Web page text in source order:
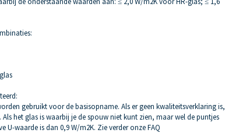
gebruikt voor de basisopname. Als er geen kwaliteitsverklaring is,
het glas is waarbij je de spouw niet kunt zien, maar wel de puntjes
waarde is dan 0,9 W/m2K. Zie verder onze FAQ